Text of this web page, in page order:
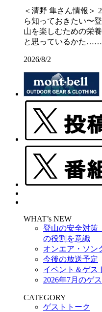
＜清野 隼さん情報＞
ら知っておきたい〜
山を楽しむための栄
と思っているかた……
2026/8/2
WHAT’s NEW
登山の安全対策
の役割を意識
オンエア・ソ
今後の放送予定
イベント＆ゲス
2026年7月のゲ
CATEGORY
ゲストトーク